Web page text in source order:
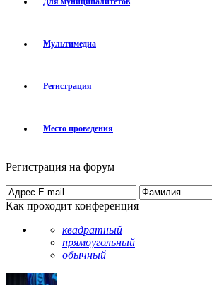
Мультимедиа
Регистрация
Место проведения
Регистрация на форум
Как проходит конференция
квадратный
прямоугольный
обычный